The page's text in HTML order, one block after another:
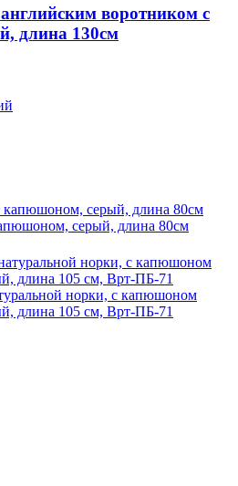
воротником с
длина 130см
серый, длина 80см
норки, с капюшоном
длина 105 см, Врт-ПБ-71